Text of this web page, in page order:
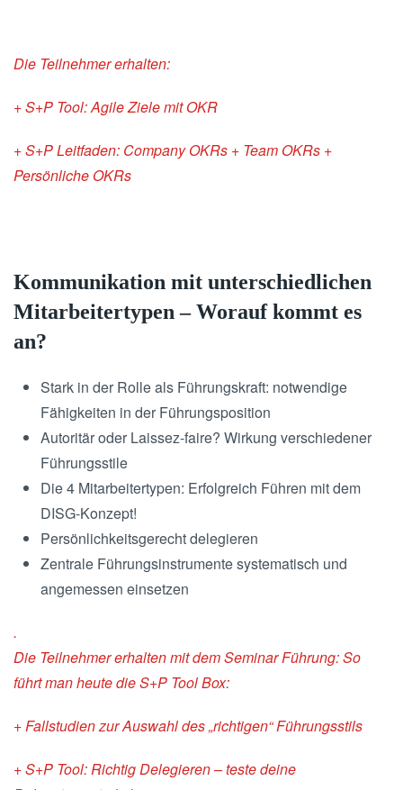
Die Teilnehmer erhalten:
+ S+P Tool: Agile Ziele mit OKR
+ S+P Leitfaden: Company OKRs + Team OKRs +
Persönliche OKRs
Kommunikation mit unterschiedlichen
Mitarbeitertypen – Worauf kommt es
an?
Stark in der Rolle als Führungskraft: notwendige
Fähigkeiten in der Führungsposition
Autoritär oder Laissez-faire? Wirkung verschiedener
Führungsstile
Die 4 Mitarbeitertypen: Erfolgreich Führen mit dem
DISG-Konzept!
Persönlichkeitsgerecht delegieren
Zentrale Führungsinstrumente systematisch und
angemessen einsetzen
.
Die Teilnehmer erhalten mit dem Seminar Führung: So
führt man heute die S+P Tool Box:
+ Fallstudien zur Auswahl des „richtigen“ Führungsstils
+ S+P Tool: Richtig Delegieren – teste deine